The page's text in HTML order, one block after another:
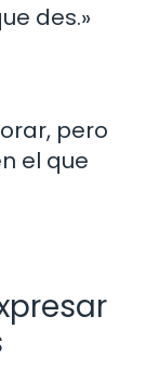
des.»
pero
el que